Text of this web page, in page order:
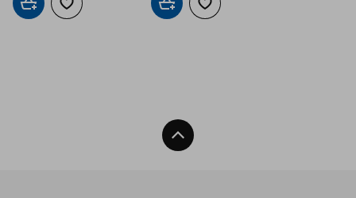
Добави в кошницата
Добави към списъка с любими
Добави в кошницата
Добави към списъка с
Нагоре